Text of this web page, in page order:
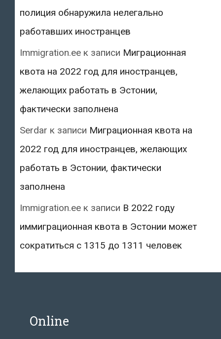
полиция обнаружила нелегально
работавших иностранцев
Immigration.ee к записи Миграционная
квота на 2022 год для иностранцев,
желающих работать в Эстонии,
фактически заполнена
Serdar к записи Миграционная квота на
2022 год для иностранцев, желающих
работать в Эстонии, фактически
заполнена
Immigration.ee к записи В 2022 году
иммиграционная квота в Эстонии может
сократиться с 1315 до 1311 человек
Online